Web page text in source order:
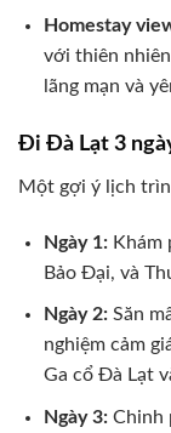
Homestay
với thiên
lãng mạn và
Đi Đà Lạt 3
Một gợi ý lịch
Ngày 1:Khám
Bảo Đại, và
Ngày 2:Săn
nghiệm cảm
Ga cổ Đà Lạt
Ngày 3:Chinh